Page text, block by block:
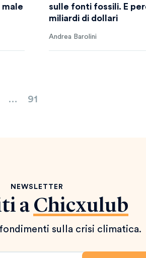
male
sulle fonti fossili. E
miliardi di dollari
Andrea Barolini
… 91
NEWSLETTER
a Chicxulub
sulla crisi climatica.